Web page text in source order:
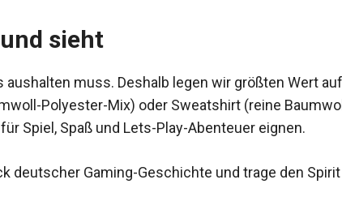
sieht
muss. Deshalb legen wir größten Wert
Polyester-Mix) oder Sweatshirt (reine
Spiel, Spaß und Lets-Play-Abenteuer eignen.
deutscher Gaming-Geschichte und trage den